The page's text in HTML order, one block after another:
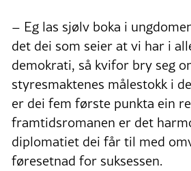
– Eg las sjølv boka i
det dei som seier at vi har i
demokrati, så kvifor bry seg
styresmaktenes målestokk i
er dei fem første punkta ein
framtidsromanen er det
diplomatiet dei får til med
føresetnad for suksessen.